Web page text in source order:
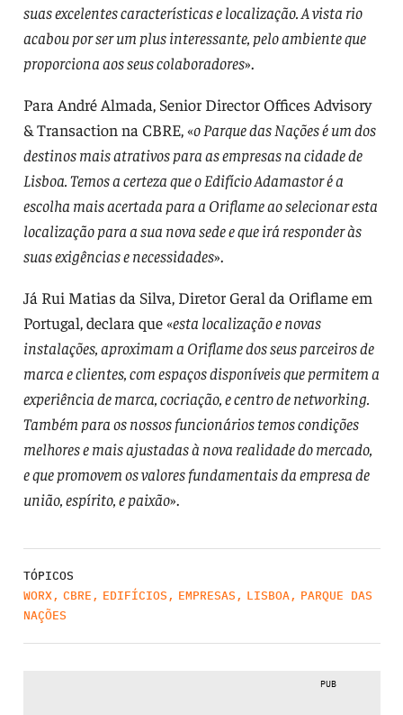
suas excelentes características e localização. A vista rio
acabou por ser um plus interessante, pelo ambiente que
proporciona aos seus colaboradores».
Para André Almada, Senior Director Offices Advisory
& Transaction na CBRE, «o Parque das Nações é um dos
destinos mais atrativos para as empresas na cidade de
Lisboa. Temos a certeza que o Edifício Adamastor é a
escolha mais acertada para a Oriflame ao selecionar esta
localização para a sua nova sede e que irá responder às
suas exigências e necessidades».
Já Rui Matias da Silva, Diretor Geral da Oriflame em
Portugal, declara que «esta localização e novas
instalações, aproximam a Oriflame dos seus parceiros de
marca e clientes, com espaços disponíveis que permitem a
experiência de marca, cocriação, e centro de networking.
Também para os nossos funcionários temos condições
melhores e mais ajustadas à nova realidade do mercado,
e que promovem os valores fundamentais da empresa de
união, espírito, e paixão».
TÓPICOS
WORX, CBRE , EDIFÍCIOS , EMPRESAS , LISBOA, PARQUE DAS
NAÇÕES
PUB